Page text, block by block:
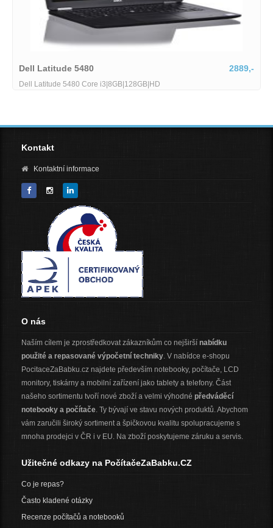
Dell Latitude 5480 2889,-
Dell Latitude 5480 Core i3|8GB|128GB|HD
Kontakt
Kontaktní informace
O nás
Naším cílem je zprostředkovat zákazníkům co nejširší nabídku
použité a repasované výpočetní techniky. V nabídce e-shopu
PocitaceZaBabku.cz najdete především notebooky, počítače, LCD
monitory, tiskárny a mobilní zařízení jako tablety a telefony. Část
našeho sortimentu tvoří nové zboží a velmi výhodné předváděcí
notebooky a počítače. Ty bývají ve stavu nových produktů. Abychom
vám zaručili široký sortiment a špičkovou kvalitu spolupracujeme s
mnoha prodejci v ČR i v EU. Na zboží poskytujeme záruku a servis.
Užitečné odkazy na PočítačeZaBabku.CZ
Co je repas?
Často kladené otázky
Recenze počítačů a notebooků